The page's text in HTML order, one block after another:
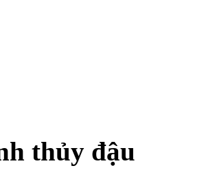
thủy đậu